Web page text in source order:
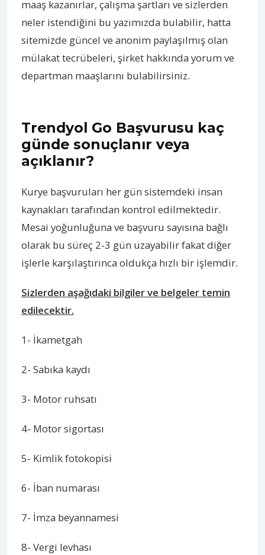
maaş kazanırlar, çalışma şartları ve sizlerden
neler istendiğini bu yazımızda bulabilir, hatta
sitemizde güncel ve anonim paylaşılmış olan
mülakat tecrübeleri, şirket hakkında yorum ve
departman maaşlarını bulabilirsiniz.
Trendyol Go Başvurusu kaç
günde sonuçlanır veya
açıklanır?
Kurye başvuruları her gün sistemdeki insan
kaynakları tarafından kontrol edilmektedir.
Mesai yoğunluğuna ve başvuru sayısına bağlı
olarak bu süreç 2-3 gün uzayabilir fakat diğer
işlerle karşılaştırınca oldukça hızlı bir işlemdir.
Sizlerden aşağıdaki bilgiler ve belgeler temin
edilecektir.
1- İkametgah
2- Sabıka kaydı
3- Motor ruhsatı
4- Motor sigortası
5- Kimlik fotokopisi
6- İban numarası
7- İmza beyannamesi
8- Vergi levhası